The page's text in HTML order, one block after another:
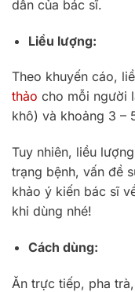
dẫn của bác sĩ.
Liều lượng:
Theo khuyến cáo,
thảo cho mỗi người
khô) và khoảng 3 –
Tuy nhiên, liều
trạng bệnh, vấn đề
khảo ý kiến bác sĩ
khi dùng nhé!
Cách dùng:
Ăn trực tiếp, pha